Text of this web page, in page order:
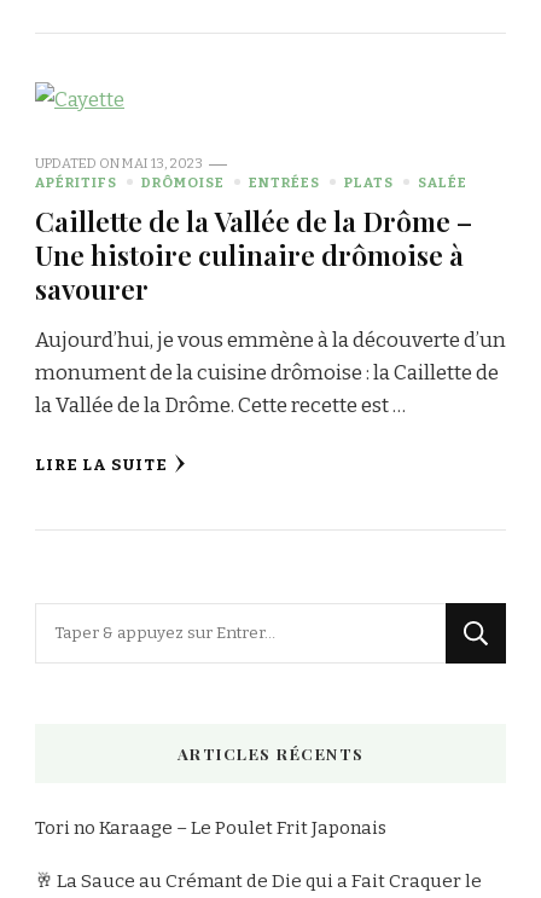
UPDATED ONMAI 13, 2023
APÉRITIFS
DRÔMOISE ENTRÉES PLATS SALÉE
Caillette de la Vallée de la Drôme –
Une histoire culinaire drômoise à
savourer
Aujourd’hui, je vous emmène à la découverte d’un
monument de la cuisine drômoise : la Caillette de
la Vallée de la Drôme. Cette recette est …
LIRE LA SUITE
ARTICLES RÉCENTS
Tori no Karaage – Le Poulet Frit Japonais
🥂 La Sauce au Crémant de Die qui a Fait Craquer le